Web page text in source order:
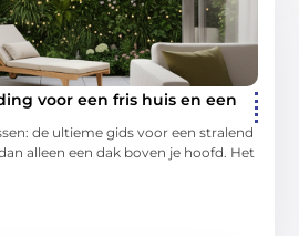
voor een fris huis en een
de ultieme gids voor een stralend
alleen een dak boven je hoofd. Het